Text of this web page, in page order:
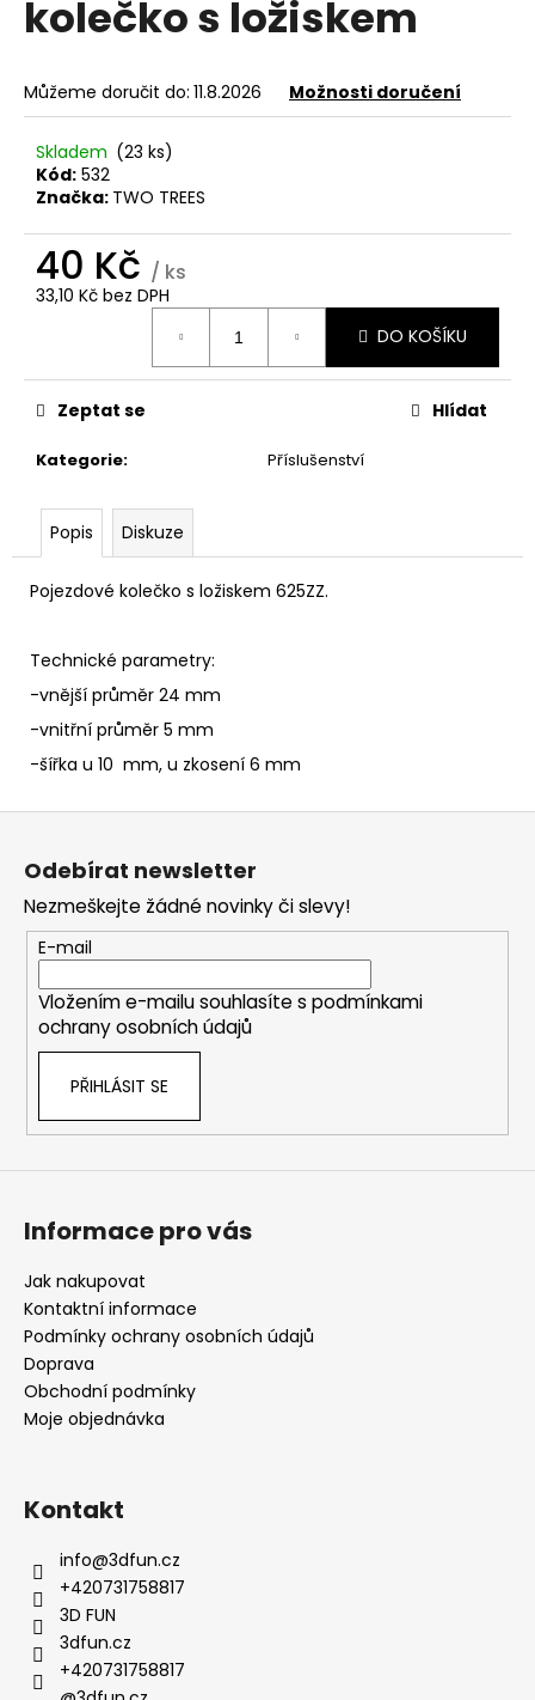
kolečko s ložiskem
Můžeme doručit do: 11.8.2026 Možnosti doručení
Skladem (23 ks)
Kód: 532
Značka: TWO TREES
40 Kč / ks
33,10 Kč bez DPH
DO KOŠÍKU
Kategorie: Příslušenství
Zeptat se Hlídat
Popis Diskuze
Pojezdové kolečko s ložiskem 625ZZ.
Technické parametry:
-vnější průměr 24 mm
-vnitřní průměr 5 mm
-šířka u 10 mm, u zkosení 6 mm
a
í
t
?
D
o
o
u
j
e
Z
Odebírat newsletter
Nezmeškejte žádné novinky či slevy!
E-mail
Vložením e-mailu souhlasíte s podmínkami
ochrany osobních údajů
PŘIHLÁSIT SE
Informace pro vás
Jak nakupovat
Kontaktní informace
Podmínky ochrany osobních údajů
Doprava
Obchodní podmínky
Moje objednávka
Kontakt
info@3dfun.cz
+420731758817
3D FUN
3dfun.cz
+420731758817